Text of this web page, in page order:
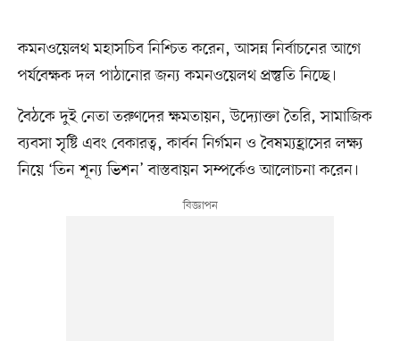
কমনওয়েলথ মহাসচিব নিশ্চিত করেন, আসন্ন নির্বাচনের আগে
পর্যবেক্ষক দল পাঠানোর জন্য কমনওয়েলথ প্রস্তুতি নিচ্ছে।
বৈঠকে দুই নেতা তরুণদের ক্ষমতায়ন, উদ্যোক্তা তৈরি, সামাজিক
ব্যবসা সৃষ্টি এবং বেকারত্ব, কার্বন নির্গমন ও বৈষম্যহ্রাসের লক্ষ্য
নিয়ে ‘তিন শূন্য ভিশন’ বাস্তবায়ন সম্পর্কেও আলোচনা করেন।